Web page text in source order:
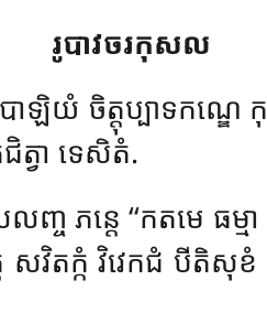
រូបាវចរកុសល
ឡិយំ ចិត្តុប្បាទកណ្ឌេ
ត្វា ទេសិតំ.
ញ្ច ភន្តេ ‘‘កតមេ ធ
កំ សវិតក្កំ វិវេកជំ បី